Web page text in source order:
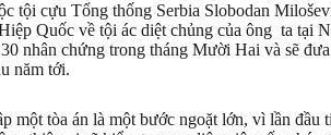
tội cựu Tổng thống Serbia Slobodan
Quốc về tội ác diệt chủng của ông ta tại
nhân chứng trong tháng Mười Hai và sẽ
năm tới.
một tòa án là một bước ngoặt lớn, vì lần đầu